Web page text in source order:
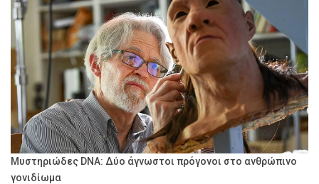
Μυστηριώδες DNA: Δύο άγνωστοι πρόγονοι στο ανθρώπινο
γονιδίωμα